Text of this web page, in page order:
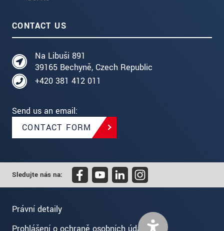
CONTACT US
Na Libuši 891
39165 Bechyně, Czech Republic
+420 381 412 011
Send us an email:
CONTACT FORM
Sledujte nás na:
Právní detaily
Prohlášení o ochraně osobních údajů